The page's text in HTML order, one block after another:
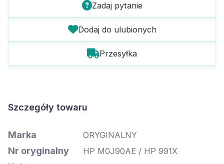
Zadaj pytanie
Dodaj do ulubionych
Przesyłka
Szczegóły towaru
Marka ORYGINALNY
Nr oryginalny HP M0J90AE / HP 991X